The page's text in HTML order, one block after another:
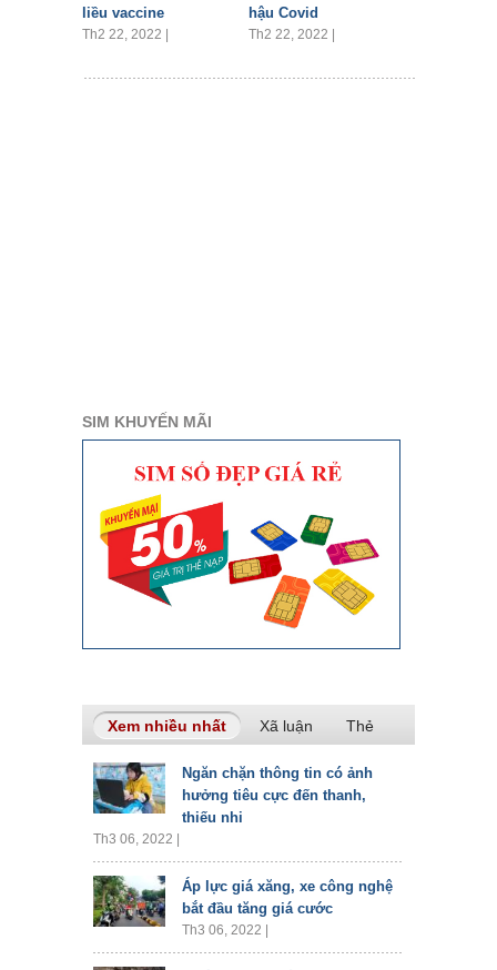
liều vaccine
Th2 22, 2022 |
hậu Covid
Th2 22, 2022 |
SIM KHUYẾN MÃI
Xem nhiều nhất (tab hoạt động)
Xã luận Thẻ
Ngăn chặn thông tin có ảnh
hưởng tiêu cực đến thanh,
thiếu nhi
Th3 06, 2022 |
Áp lực giá xăng, xe công nghệ
bắt đầu tăng giá cước
Th3 06, 2022 |